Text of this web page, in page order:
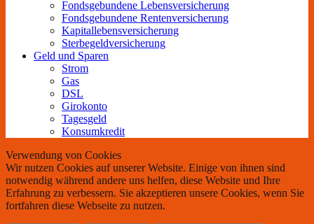
Fondsgebundene Lebensversicherung
Fondsgebundene Rentenversicherung
Kapitallebensversicherung
Sterbegeldversicherung
Geld und Sparen
Strom
Gas
DSL
Girokonto
Tagesgeld
Konsumkredit
Verwendung von Cookies
Wir nutzen Cookies auf unserer Website. Einige von ihnen sind
notwendig während andere uns helfen, diese Website und Ihre
Erfahrung zu verbessern. Sie akzeptieren unsere Cookies, wenn Sie
fortfahren diese Webseite zu nutzen.